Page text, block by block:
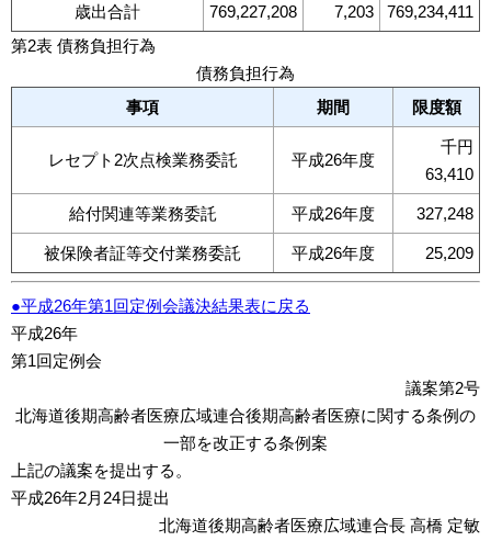
歳出合計 769,227,208 7,203
769,234,411
第2表 債務負担行為
債務負担行為
事項
期間 限度額
レセプト2次点検業務委託 平成26年度
千円
63,410
給付関連等業務委託 平成26年度 327,248
被保険者証等交付業務委託 平成26年度 25,209
●平成26年第1回定例会議決結果表に戻る
平成26年
第1回定例会
議案第2号
北海道後期高齢者医療広域連合後期高齢者医療に関する条例の
一部を改正する条例案
上記の議案を提出する。
平成26年2月24日提出
北海道後期高齢者医療広域連合長 高橋 定敏